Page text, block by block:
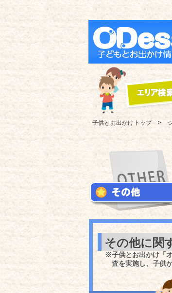
子供とお出かけ トップ
その他に関
※子供とお出かけ「
査を実施し、子供